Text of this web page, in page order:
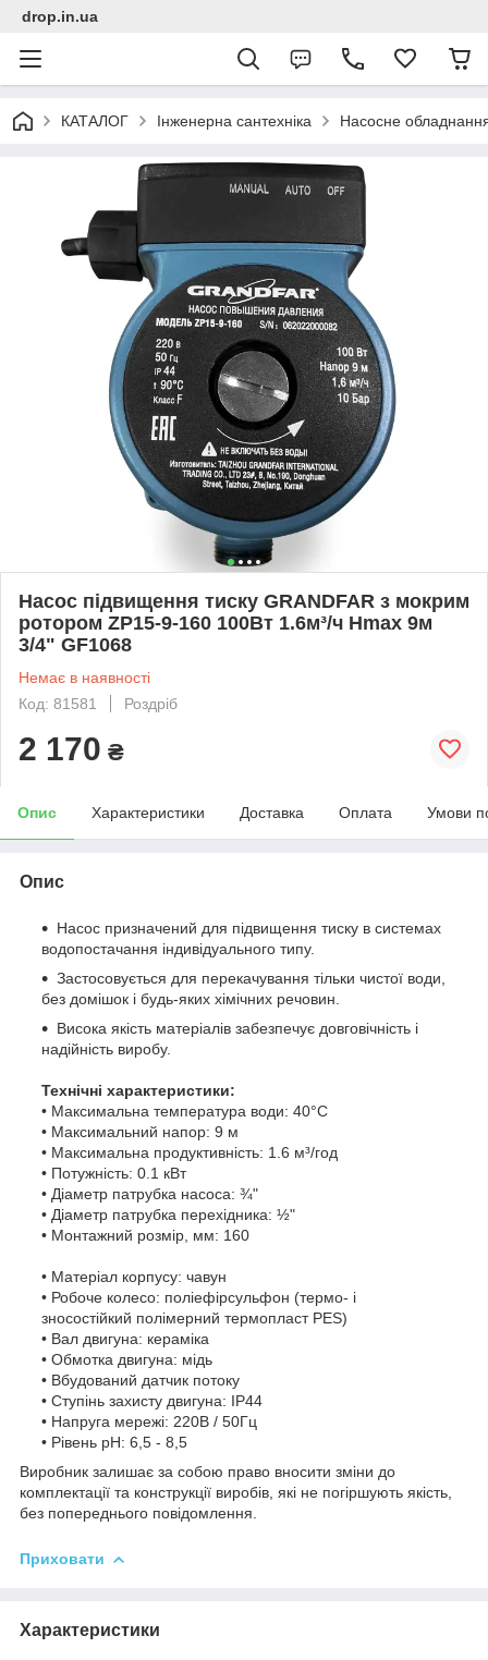
drop.in.ua
КАТАЛОГ Інженерна сантехніка Насосне
Насос підвищення тиску GRANDFAR з мокрим
ротором ZP15-9-160 100Вт 1.6м³/ч Hmax 9м
3/4" GF1068
Немає в наявності
Код: 81581
Роздріб
2 170 ₴
Опис Характеристики Доставка Оплата Умови
Опис
Насос призначений для підвищення тиску в системах
водопостачання індивідуального типу.
Застосовується для перекачування тільки чистої води,
без домішок і будь-яких хімічних речовин.
Висока якість матеріалів забезпечує довговічність і
надійність виробу.
Технічні характеристики:
• Максимальна температура води: 40°С
• Максимальний напор: 9 м
• Максимальна продуктивність: 1.6 м³/год
• Потужність: 0.1 кВт
• Діаметр патрубка насоса: ¾"
• Діаметр патрубка перехідника: ½"
• Монтажний розмір, мм: 160
• Матеріал корпусу: чавун
• Робоче колесо: поліефірсульфон (термо- і
зносостійкий полімерний термопласт PES)
• Вал двигуна: кераміка
• Обмотка двигуна: мідь
• Вбудований датчик потоку
• Ступінь захисту двигуна: IP44
• Напруга мережі: 220В / 50Гц
• Рівень pH: 6,5 - 8,5
Виробник залишає за собою право вносити зміни до
комплектації та конструкції виробів, які не погіршують якість,
без попереднього повідомлення.
Приховати
Характеристики